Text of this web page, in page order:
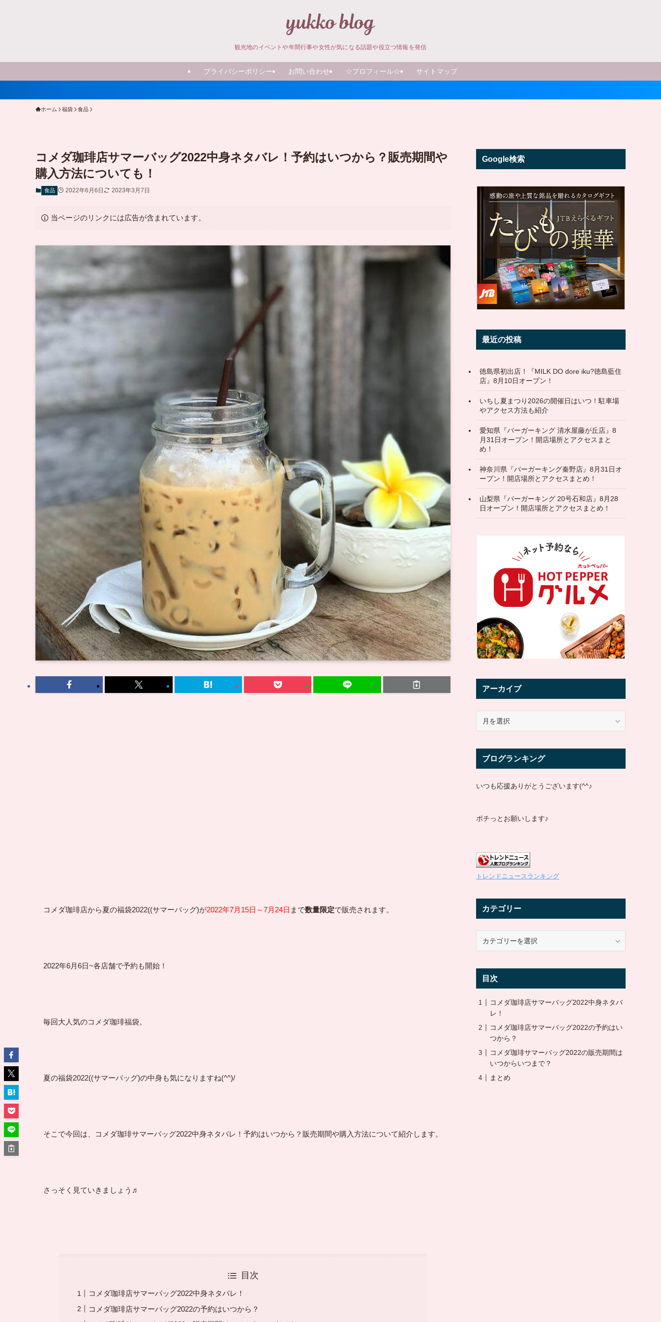
観光地のイベントや年間行事や女性が気になる話題や役立つ情報を発信
プライバシーポリシー お問い合わせ ☆プロフィール☆ サイトマップ
ホーム 福袋 食品
コメダ珈琲店サマーバッグ2022中身ネタバレ！予約はいつから？販売期間や
購入方法についても！
食品 2022年6月6日 2023年3月7日
当ページのリンクには広告が含まれています。
コメダ珈琲店から夏の福袋2022((サマーバッグ)が2022年7月15日～7月24日 まで数量限定で販売されます。
2022年6月6日~各店舗で予約も開始！
毎回大人気のコメダ珈琲福袋。
夏の福袋2022((サマーバッグ)の中身も気になりますね(^^)/
そこで今回は、コメダ珈琲サマーバッグ2022中身ネタバレ！予約はいつから？販売期間や購入方法について紹介します。
さっそく見ていきましょう♬
目次
コメダ珈琲店サマーバッグ2022中身ネタバレ！
コメダ珈琲店サマーバッグ2022の予約はいつから？
Google検索
最近の投稿
徳島県初出店！『MILK DO dore iku?徳島藍住
店』8月10日オープン！
いちし夏まつり2026の開催日はいつ！駐車場
やアクセス方法も紹介
愛知県『バーガーキング 清水屋藤が丘店』8
月31日オープン！開店場所とアクセスまと
め！
神奈川県『バーガーキング秦野店』8月31日オ
ープン！開店場所とアクセスまとめ！
山梨県『バーガーキング 20号石和店』8月28
日オープン！開店場所とアクセスまとめ！
アーカイブ
イ
ブログランキング
いつも応援ありがとうございます(^^♪
ポチっとお願いします♪
トレンドニュースランキング
カテゴリー
リ
目次
コメダ珈琲店サマーバッグ2022中身ネタバ
レ！
コメダ珈琲店サマーバッグ2022の予約はい
つから？
コメダ珈琲サマーバッグ2022の販売期間は
いつからいつまで？
まとめ